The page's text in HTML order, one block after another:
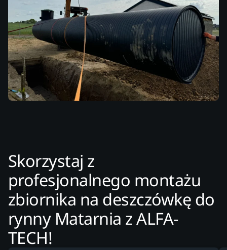
Skorzystaj z
profesjonalnego montażu
zbiornika na deszczówkę do
rynny Matarnia z ALFA-
TECH!